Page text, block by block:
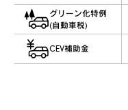
グリーン化特例
(自動車税)
CEV補助金